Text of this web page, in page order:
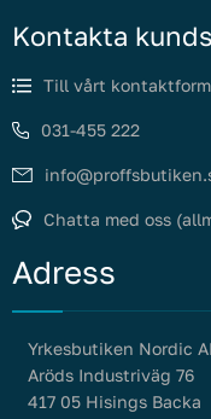
Kontakta
Till vårt
031-455 222
Chatta med oss
Adress
Yrkesbutiken Nordic
Aröds Industriväg 76
417 05 Hisings Backa